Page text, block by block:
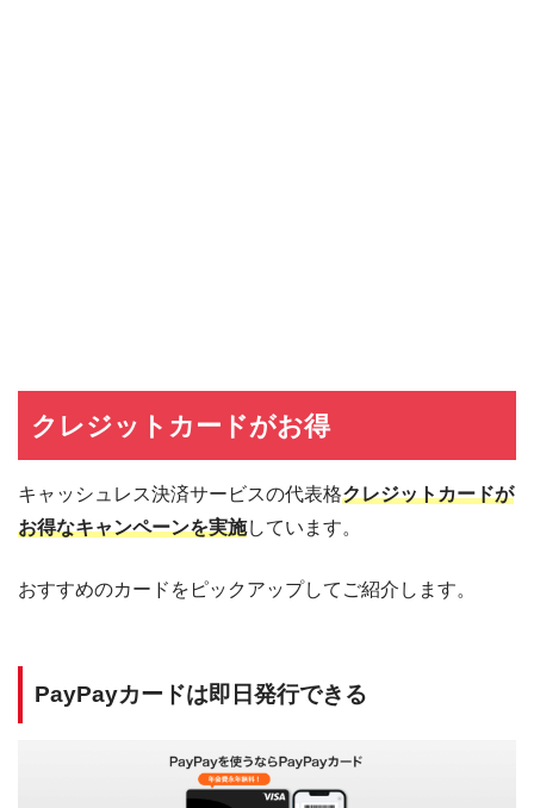
クレジットカードがお得
キャッシュレス決済サービスの代表格クレジットカードが
お得なキャンペーンを実施しています。
おすすめのカードをピックアップしてご紹介します。
PayPayカードは即日発行できる